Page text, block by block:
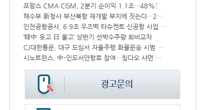
프랑스 CMA CGM, 2분기 순이익 1.1조…48%↑
해수부 新청사 부산북항 재개발 부지에 짓는다…2030년 완공
인천공항공사, 6.9조 우즈벡 타슈켄트 신공항 사업 참여
‘韓中 웃고 日 울고’ 상반기 선박수주량 희비교차
CJ대한통운, 대구 도심서 자율주행 화물운송 시범 운행
시노트란스, 中-인도서안항로 참여…칭다오·샤먼 직항